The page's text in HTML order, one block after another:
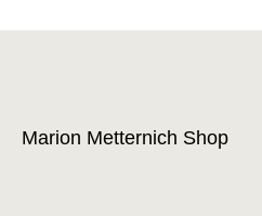
Marion Metternich Shop